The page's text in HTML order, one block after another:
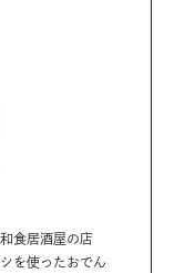
食居酒屋の店
を使ったおでん